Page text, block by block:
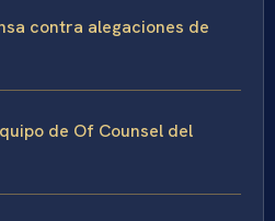
contra alegaciones de
de Of Counsel del